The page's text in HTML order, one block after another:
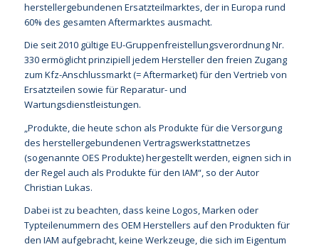
herstellergebundenen Ersatzteilmarktes, der in Europa rund
60% des gesamten Aftermarktes ausmacht.
Die seit 2010 gültige EU-Gruppenfreistellungsverordnung Nr.
330 ermöglicht prinzipiell jedem Hersteller den freien Zugang
zum Kfz-Anschlussmarkt (= Aftermarket) für den Vertrieb von
Ersatzteilen sowie für Reparatur- und
Wartungsdienstleistungen.
„Produkte, die heute schon als Produkte für die Versorgung
des herstellergebundenen Vertragswerkstattnetzes
(sogenannte OES Produkte) hergestellt werden, eignen sich in
der Regel auch als Produkte für den IAM“, so der Autor
Christian Lukas.
Dabei ist zu beachten, dass keine Logos, Marken oder
Typteilenummern des OEM Herstellers auf den Produkten für
den IAM aufgebracht, keine Werkzeuge, die sich im Eigentum